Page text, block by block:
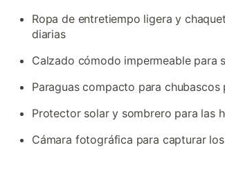
Ropa de entretiempo ligera y
diarias
Calzado cómodo impermeable para
Paraguas compacto para chubascos
Protector solar y sombrero para las
Cámara fotográfica para capturar